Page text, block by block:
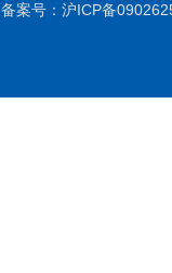
备案号：沪ICP备